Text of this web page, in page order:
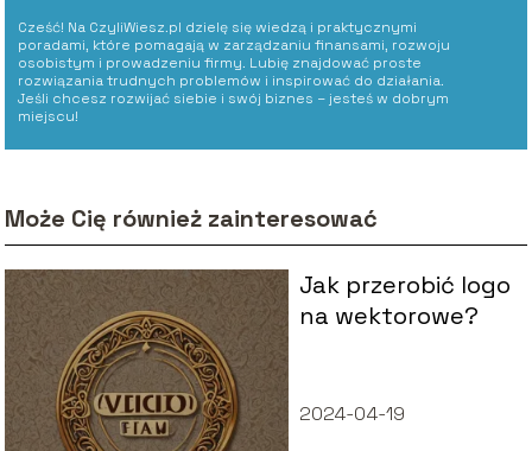
Cześć! Na CzyliWiesz.pl dzielę się wiedzą i praktycznymi
poradami, które pomagają w zarządzaniu finansami, rozwoju
osobistym i prowadzeniu firmy. Lubię znajdować proste
rozwiązania trudnych problemów i inspirować do działania.
Jeśli chcesz rozwijać siebie i swój biznes – jesteś w dobrym
miejscu!
Może Cię również zainteresować
Jak przerobić logo
na wektorowe?
2024-04-19